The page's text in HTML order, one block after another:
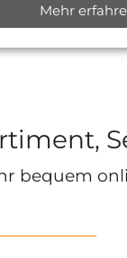
Mehr
bequem